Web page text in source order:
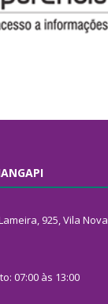
925, Vila Nova
07:00 às 13:00